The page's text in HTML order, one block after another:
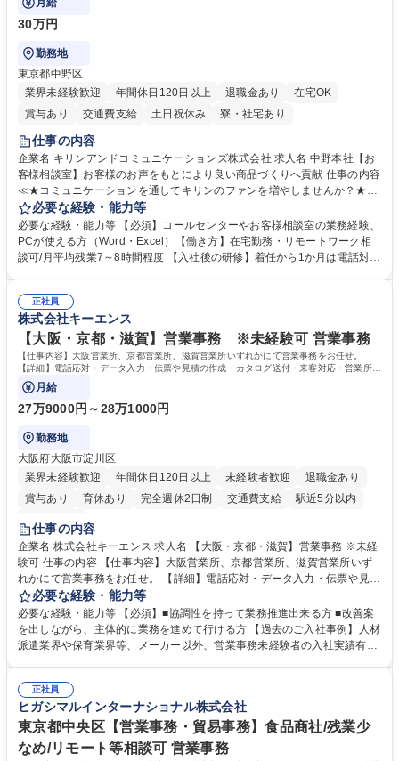
月給
30万円
勤務地
東京都中野区
業界未経験歓迎
年間休日120日以上 退職金あり
在宅OK
賞与あり
交通費支給 土日祝休み 寮・社宅あり
仕事の内容
企業名 キリンアンドコミュニケーションズ株式会社 求人名 中野本社【お
客様相談室】お客様のお声をもとにより良い商品づくりへ貢献 仕事の内容
≪★コミュニケーションを通してキリンのファンを増やしませんか？★≫
お客様のお声をより良い商品づくりに活かしていく上で、窓口となるお客
様相談室でのお仕事です。 日々お客様からいただくキリングループへのご
意見を、企業活動に活かしています。お客様からの声に迅速かつ誠意をも
って対応、情報提供するとともにグループ内活動に反映しています。 【具
平均100件前後■メール・手紙：同上40件前後 募集職種 中野本社【お客様
相談室】お客様のお声をもとにより良い商品づくりへ貢献
必要な経験・能力等
必要な経験・能力等 【必須】コールセンターやお客様相談室の業務経験、
PCが使える方（Word・Excel）【働き方】在宅勤務・リモートワーク相
談可/月平均残業7～8時間程度 【入社後の研修】着任から1か月は電話対応
すのでご安心ください。 【当社について】キリングループの広報機能を担
う会社として、お客様との出会いを大切にし、磨き上げたホスピタリティ
を込めてコミュニケーションをとりながら広報関連業務を行っておりま
す。 学歴・資格 学歴：大学院 大学 高専 短大 専修学校 高校 語学力： 資
格：
正社員
株式会社キーエンス
【大阪・京都・滋賀】営業事務 ※未経験可 営業事務
【仕事内容】大阪営業所、京都営業所、滋賀営業所いずれかにて営業事務をお任せ。
【詳細】電話応対・データ入力・伝票や見積の作成・カタログ送付・来客対応・営業所内
で発生する事務業務や業務改善をお任せ。
月給
27万9000円～28万1000円
勤務地
大阪府大阪市淀川区
業界未経験歓迎
年間休日120日以上 未経験者歓迎
退職金あり
賞与あり
育休あり 完全週休2日制 交通費支給
駅近5分以内
土日祝休み
仕事の内容
企業名 株式会社キーエンス 求人名 【大阪・京都・滋賀】営業事務 ※未経
験可 仕事の内容 【仕事内容】大阪営業所、京都営業所、滋賀営業所いず
れかにて営業事務をお任せ。 【詳細】電話応対・データ入力・伝票や見積
の作成・カタログ送付・来客対応・営業所内で発生する事務業務や業務改
善をお任せ。 【教育制度】ご入社後、育成担当とペアになりながらOJTに
て業務を覚えていただくことが可能です。業務システムがきちんと構築さ
れているため、スムーズに仕事に慣れることができる環境です。また、
募集職種 【大阪・京都・滋賀】営業事務 ※未経験可
必要な経験・能力等
必要な経験・能力等 【必須】■協調性を持って業務推進出来る方 ■改善案
を出しながら、主体的に業務を進めて行ける方 【過去のご入社事例】人材
派遣業界や保育業界等、メーカー以外、営業事務未経験者の入社実績有
えて、お客様や社員の状況に合わせ、能動的なサポート、改善の動きも期
待され。組織を支えるスペシャリストとして、チームに貢献し、結果的に
社員から頼られる存在になることができます。平均19:30の退勤以降の業
務の持ち帰りも禁止されており、メリハリのある働き方となります。 学
歴・資格 学歴：大学院 大学 高専 短大 語学力： 資格：
正社員
ヒガシマルインターナショナル株式会社
東京都中央区【営業事務・貿易事務】食品商社/残業少
なめ/リモート等相談可 営業事務